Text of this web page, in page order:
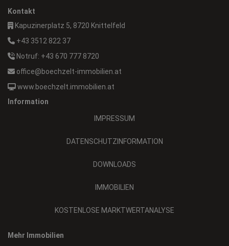
Kontakt
Kapuzinerplatz 5, 8720 Knittelfeld
+43 3512 822 37
Notruf: +43 670 777 8720
office@boechzelt-immobilien.at
www.boechzelt.immobilien.at
Information
IMPRESSUM
DATENSCHUTZINFORMATION
DOWNLOADS
IMMOBILIEN
KOSTENLOSE MARKTWERTANALYSE
Mehr Immobilien